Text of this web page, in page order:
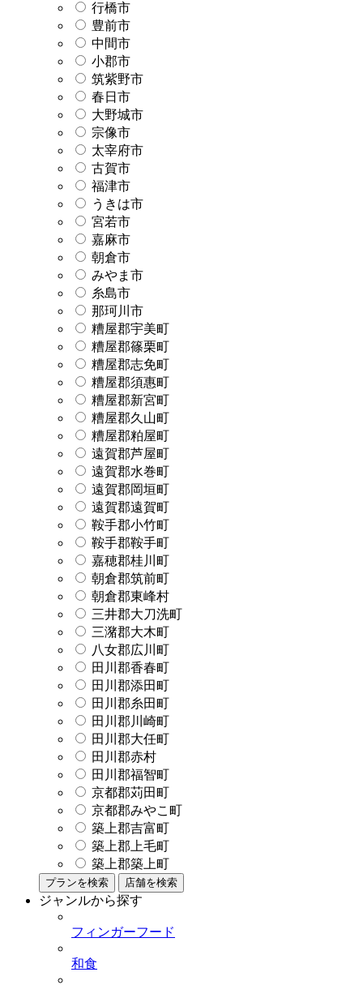
行橋市
豊前市
中間市
小郡市
筑紫野市
春日市
大野城市
宗像市
太宰府市
古賀市
福津市
うきは市
宮若市
嘉麻市
朝倉市
みやま市
糸島市
那珂川市
糟屋郡宇美町
糟屋郡篠栗町
糟屋郡志免町
糟屋郡須惠町
糟屋郡新宮町
糟屋郡久山町
糟屋郡粕屋町
遠賀郡芦屋町
遠賀郡水巻町
遠賀郡岡垣町
遠賀郡遠賀町
鞍手郡小竹町
鞍手郡鞍手町
嘉穂郡桂川町
朝倉郡筑前町
朝倉郡東峰村
三井郡大刀洗町
三潴郡大木町
八女郡広川町
田川郡香春町
田川郡添田町
田川郡糸田町
田川郡川崎町
田川郡大任町
田川郡赤村
田川郡福智町
京都郡苅田町
京都郡みやこ町
築上郡吉富町
築上郡上毛町
築上郡築上町
プランを検索 店舗を検索
ジャンルから探す
フィンガーフード
和食